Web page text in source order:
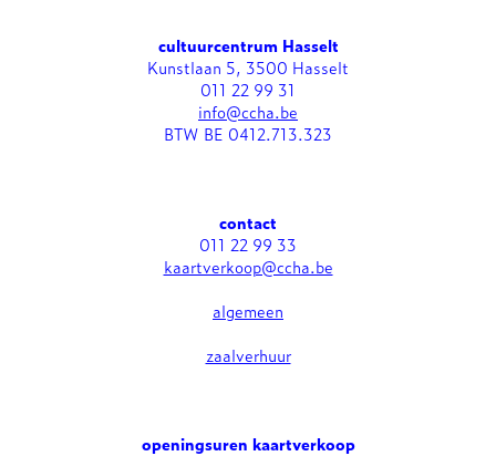
cultuurcentrum Hasselt
Kunstlaan 5, 3500 Hasselt
011 22 99 31
info@ccha.be
BTW BE 0412.713.323
contact
011 22 99 33
kaartverkoop@ccha.be
algemeen
zaalverhuur
openingsuren kaartverkoop